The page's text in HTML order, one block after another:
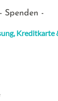
Spenden
Kreditkarte